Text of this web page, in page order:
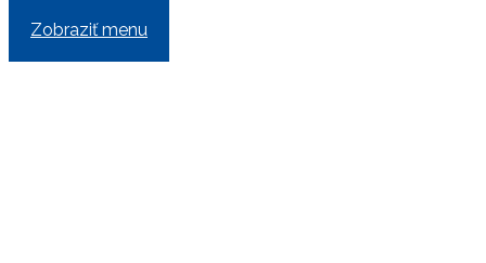
Zobraziť menu